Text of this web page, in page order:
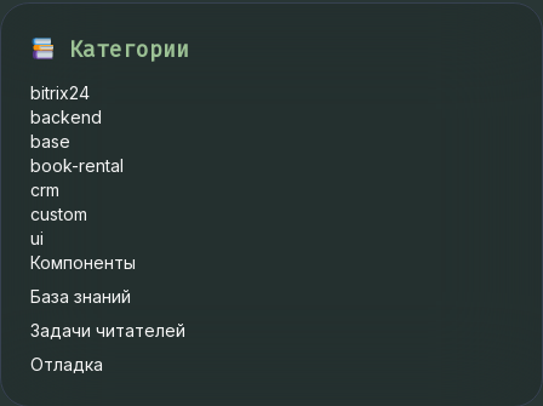
Категории
bitrix24
backend
base
book-rental
crm
custom
ui
Компоненты
База знаний
Задачи читателей
Отладка